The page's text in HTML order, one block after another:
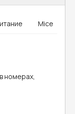
Mice
номерах,